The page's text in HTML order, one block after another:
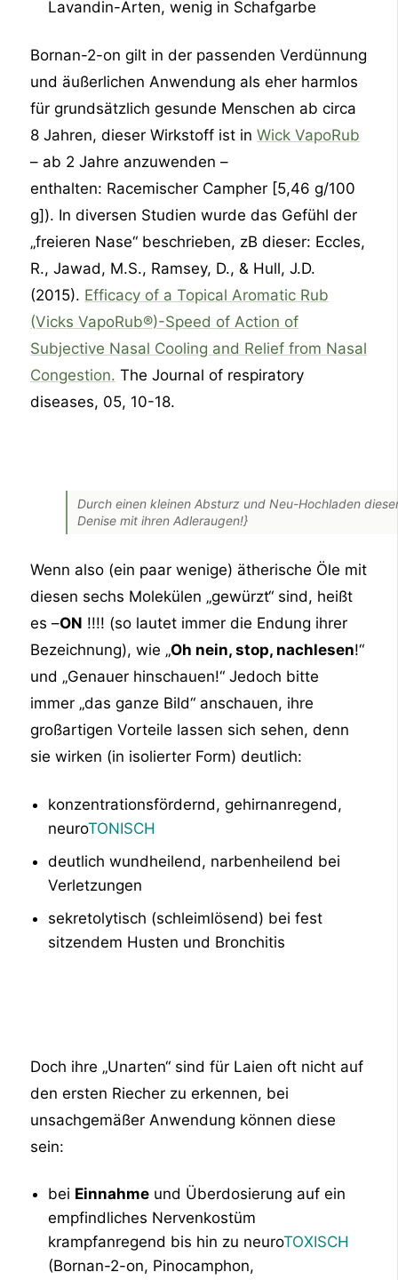
Lavandin-Arten, wenig in Schafgarbe
Bornan-2-on gilt in der passenden Verdünnung
und äußerlichen Anwendung als eher harmlos
für grundsätzlich gesunde Menschen ab circa
8 Jahren, dieser Wirkstoff ist inWick VapoRub
– ab 2 Jahre anzuwenden –
enthalten: Racemischer Campher [5,46 g/100
g]). In diversen Studien wurde das Gefühl der
„freieren Nase“ beschrieben, zB dieser: Eccles,
R., Jawad, M.S., Ramsey, D., & Hull, J.D.
(2015). Efficacy of a Topical Aromatic Rub
(Vicks VapoRub®)-Speed of Action of
Subjective Nasal Cooling and Relief from Nasal
Congestion. The Journal of respiratory
diseases, 05, 10-18.
Durch einen kleinen Absturz und Neu-Hochladen
Denise mit ihren Adleraugen!}
Wenn also (ein paar wenige) ätherische Öle mit
diesen sechs Molekülen „gewürzt“ sind, heißt
es –ON !!!! (so lautet immer die Endung ihrer
Bezeichnung), wie „Oh nein, stop, nachlesen!“
und „Genauer hinschauen!“ Jedoch bitte
immer „das ganze Bild“ anschauen, ihre
großartigen Vorteile lassen sich sehen, denn
sie wirken (in isolierter Form) deutlich:
konzentrationsfördernd, gehirnanregend,
neuroTONISCH
deutlich wundheilend, narbenheilend bei
Verletzungen
sekretolytisch (schleimlösend) bei fest
sitzendem Husten und Bronchitis
Doch ihre „Unarten“ sind für Laien oft nicht auf
den ersten Riecher zu erkennen, bei
unsachgemäßer Anwendung können diese
sein:
bei Einnahme und Überdosierung auf ein
empfindliches Nervenkostüm
krampfanregend bis hin zu neuroTOXISCH
(Bornan-2-on, Pinocamphon,